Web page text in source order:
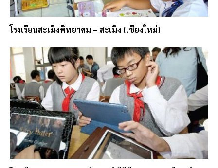
โรงเรียนสะเมิงพิทยาคม – สะเมิง (เชียงใหม่)